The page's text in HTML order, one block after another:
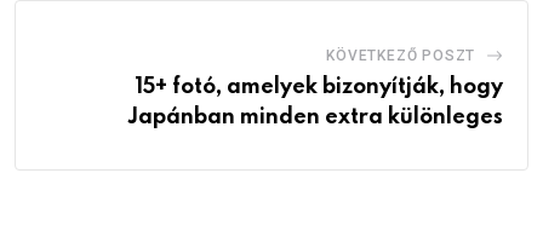
KÖVETKEZŐ POSZT
15+ fotó, amelyek bizonyítják, hogy
Japánban minden extra különleges